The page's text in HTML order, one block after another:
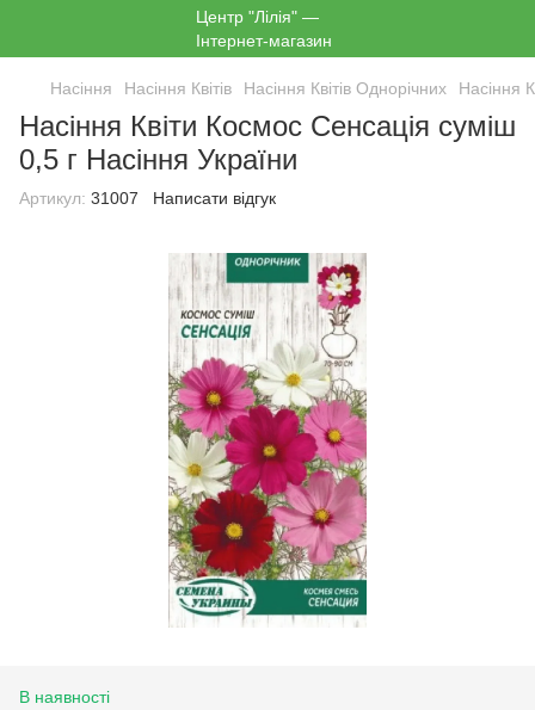
Насіння Насіння Квітів Насіння Квітів Однорічних Насіння
Насіння Квіти Космос Сенсація суміш
0,5 г Насіння України
Артикул: 31007 Написати відгук
В наявності